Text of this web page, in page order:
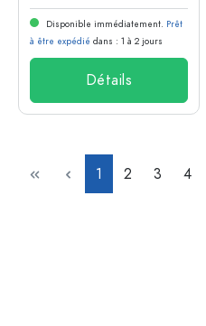
Disponible immédiatement. Prêt
à être expédié dans : 1 à 2 jours
Détails
Page
1 Page
2 Page
3 Page
4